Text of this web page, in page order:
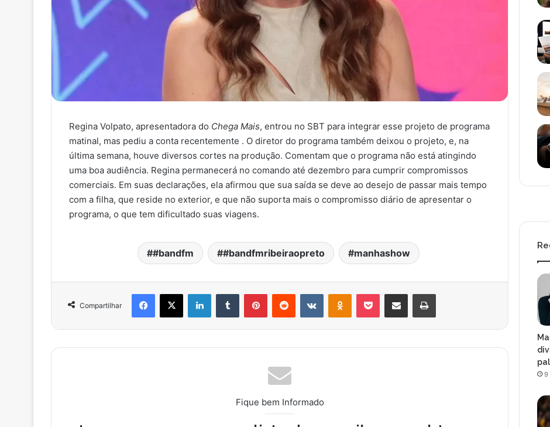
Regina Volpato, apresentadora do Chega Mais, entrou no SBT para integrar esse projeto de programa
matinal, mas pediu a conta recentemente . O diretor do programa também deixou o projeto, e, na
última semana, houve diversos cortes na produção. Comentam que o programa não está atingindo
uma boa audiência. Regina permanecerá no comando até dezembro para cumprir compromissos
comerciais. Em suas declarações, ela afirmou que sua saída se deve ao desejo de passar mais tempo
com a filha, que reside no exterior, e que não suporta mais o compromisso diário de apresentar o
programa, o que tem dificultado suas viagens.
#bandfm #bandfmribeiraopreto manhashow
Compartilhar
Fique bem Informado
9